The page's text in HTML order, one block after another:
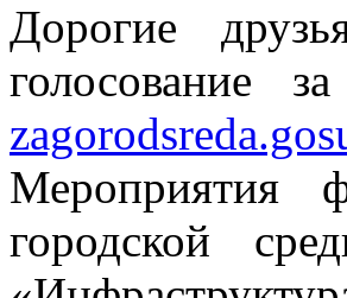
Дорогие
голосование
Мероприятия
городской